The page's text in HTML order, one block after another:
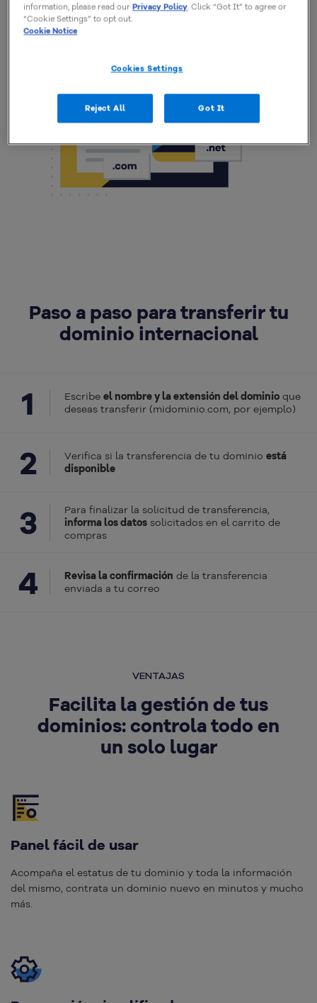
Conoce el paso a paso
Paso a paso para transferir tu
dominio internacional
1 Escribe el nombre y la extensión del dominio que
deseas transferir (midominio.com, por ejemplo)
2 Verifica si la transferencia de tu dominio está
disponible
3
Para finalizar la solicitud de transferencia,
informa los datos solicitados en el carrito de
compras
4 Revisa la confirmación de la transferencia
enviada a tu correo
VENTAJAS
Facilita la gestión de tus
dominios: controla todo en
un solo lugar
Panel fácil de usar
Acompaña el estatus de tu dominio y toda la información
del mismo, contrata un dominio nuevo en minutos y mucho
más.
information, please read ourPrivacy Policy. Click “Got It” to agree or
“Cookie Settings” to opt out.
Cookie Notice
Cookies Settings
Reject All Got It